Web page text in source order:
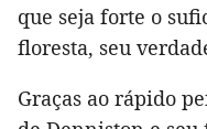
que seja forte o
floresta, seu
Graças ao rápido